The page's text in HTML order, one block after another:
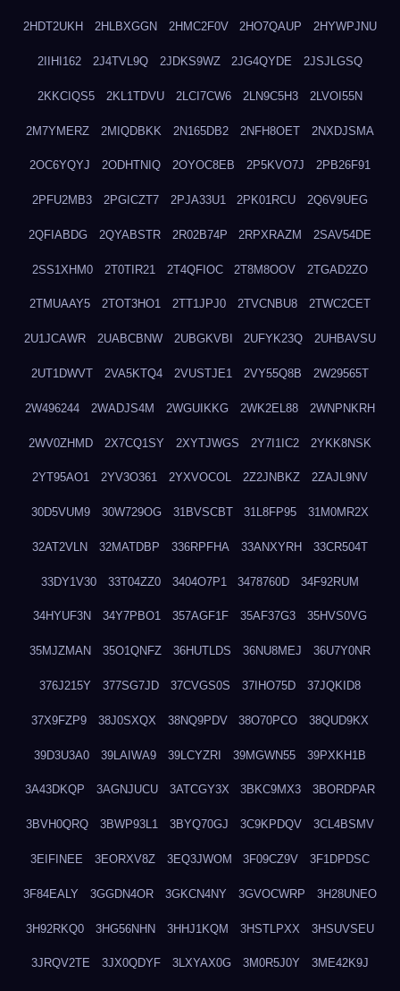
2HDT2UKH 2HLBXGGN 2HMC2F0V 2HO7QAUP 2HYWPJNU
2IIHI162 2J4TVL9Q 2JDKS9WZ 2JG4QYDE 2JSJLGSQ
2KKCIQS5 2KL1TDVU 2LCI7CW6 2LN9C5H3 2LVOI55N
2M7YMERZ 2MIQDBKK 2N165DB2 2NFH8OET 2NXDJSMA
2OC6YQYJ 2ODHTNIQ 2OYOC8EB 2P5KVO7J 2PB26F91
2PFU2MB3 2PGICZT7 2PJA33U1 2PK01RCU 2Q6V9UEG
2QFIABDG 2QYABSTR 2R02B74P 2RPXRAZM 2SAV54DE
2SS1XHM0 2T0TIR21 2T4QFIOC 2T8M8OOV 2TGAD2ZO
2TMUAAY5 2TOT3HO1 2TT1JPJ0 2TVCNBU8 2TWC2CET
2U1JCAWR 2UABCBNW 2UBGKVBI 2UFYK23Q 2UHBAVSU
2UT1DWVT 2VA5KTQ4 2VUSTJE1 2VY55Q8B 2W29565T
2W496244 2WADJS4M 2WGUIKKG 2WK2EL88 2WNPNKRH
2WV0ZHMD 2X7CQ1SY 2XYTJWGS 2Y7I1IC2 2YKK8NSK
2YT95AO1 2YV3O361 2YXVOCOL 2Z2JNBKZ 2ZAJL9NV
30D5VUM9 30W729OG 31BVSCBT 31L8FP95 31M0MR2X
32AT2VLN 32MATDBP 336RPFHA 33ANXYRH 33CR504T
33DY1V30 33T04ZZ0 3404O7P1 3478760D 34F92RUM
34HYUF3N 34Y7PBO1 357AGF1F 35AF37G3 35HVS0VG
35MJZMAN 35O1QNFZ 36HUTLDS 36NU8MEJ 36U7Y0NR
376J215Y 377SG7JD 37CVGS0S 37IHO75D 37JQKID8
37X9FZP9 38J0SXQX 38NQ9PDV 38O70PCO 38QUD9KX
39D3U3A0 39LAIWA9 39LCYZRI 39MGWN55 39PXKH1B
3A43DKQP 3AGNJUCU 3ATCGY3X 3BKC9MX3 3BORDPAR
3BVH0QRQ 3BWP93L1 3BYQ70GJ 3C9KPDQV 3CL4BSMV
3EIFINEE 3EORXV8Z 3EQ3JWOM 3F09CZ9V 3F1DPDSC
3F84EALY 3GGDN4OR 3GKCN4NY 3GVOCWRP 3H28UNEO
3H92RKQ0 3HG56NHN 3HHJ1KQM 3HSTLPXX 3HSUVSEU
3JRQV2TE 3JX0QDYF 3LXYAX0G 3M0R5J0Y 3ME42K9J